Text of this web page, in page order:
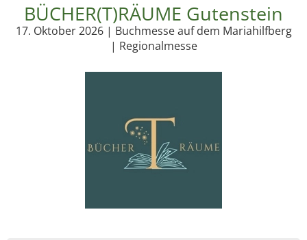
BÜCHER(T)RÄUME Gutenstein
17. Oktober 2026 | Buchmesse auf dem Mariahilfberg
| Regionalmesse